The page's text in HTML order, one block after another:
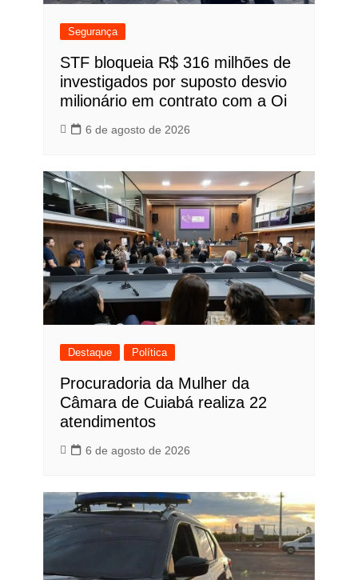
Segurança
STF bloqueia R$ 316 milhões de
investigados por suposto desvio
milionário em contrato com a Oi
6 de agosto de 2026
Destaque Política
Procuradoria da Mulher da
Câmara de Cuiabá realiza 22
atendimentos
6 de agosto de 2026